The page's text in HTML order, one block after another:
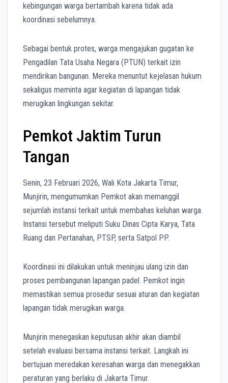
kebingungan warga bertambah karena tidak ada
koordinasi sebelumnya.
Sebagai bentuk protes, warga mengajukan gugatan ke
Pengadilan Tata Usaha Negara (PTUN) terkait izin
mendirikan bangunan. Mereka menuntut kejelasan hukum
sekaligus meminta agar kegiatan di lapangan tidak
merugikan lingkungan sekitar.
Pemkot Jaktim Turun
Tangan
Senin, 23 Februari 2026, Wali Kota Jakarta Timur,
Munjirin, mengumumkan Pemkot akan memanggil
sejumlah instansi terkait untuk membahas keluhan warga.
Instansi tersebut meliputi Suku Dinas Cipta Karya, Tata
Ruang dan Pertanahan, PTSP, serta Satpol PP.
Koordinasi ini dilakukan untuk meninjau ulang izin dan
proses pembangunan lapangan padel. Pemkot ingin
memastikan semua prosedur sesuai aturan dan kegiatan
lapangan tidak merugikan warga.
Munjirin menegaskan keputusan akhir akan diambil
setelah evaluasi bersama instansi terkait. Langkah ini
bertujuan meredakan keresahan warga dan menegakkan
peraturan yang berlaku di Jakarta Timur.